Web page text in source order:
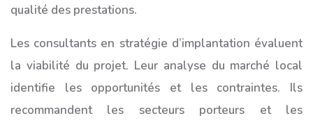
qualité des prestations.
Les consultants en stratégie d’implantation évaluent
la viabilité du projet. Leur analyse du marché local
identifie les opportunités et les contraintes. Ils
recommandent les secteurs porteurs et les